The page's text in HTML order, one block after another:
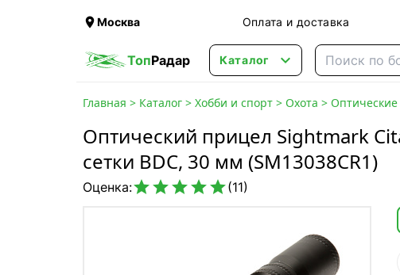
Москва Оплата и доставка
ТопРадар Каталог 
Главная > Каталог > Хобби и спорт > Охота >
Оптический прицел Sightmark
сетки BDC, 30 мм (SM13038CR1)
Оценка:(11)